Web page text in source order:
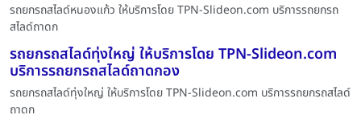
รถยกรถสไลด์หนองแก้ว ให้บริการโดย TPN-Slideon.com บริการรถยกรถ
สไลด์ถาดก
รถยกรถสไลด์ทุ่งใหญ่ ให้บริการโดย TPN-Slideon.com
บริการรถยกรถสไลด์ถาดกอง
รถยกรถสไลด์ทุ่งใหญ่ ให้บริการโดย TPN-Slideon.com บริการรถยกรถสไลด์
ถาดก